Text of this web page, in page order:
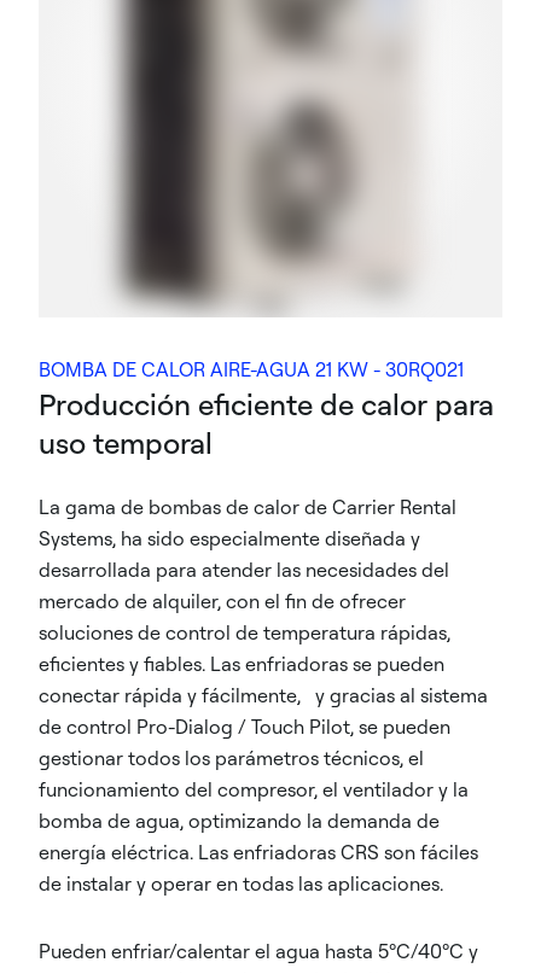
BOMBA DE CALOR AIRE-AGUA 21 KW - 30RQ021
Producción eficiente de calor para
uso temporal
La gama de bombas de calor de Carrier Rental
Systems, ha sido especialmente diseñada y
desarrollada para atender las necesidades del
mercado de alquiler, con el fin de ofrecer
soluciones de control de temperatura rápidas,
eficientes y fiables. Las enfriadoras se pueden
conectar rápida y fácilmente, y gracias al sistema
de control Pro-Dialog / Touch Pilot, se pueden
gestionar todos los parámetros técnicos, el
funcionamiento del compresor, el ventilador y la
bomba de agua, optimizando la demanda de
energía eléctrica. Las enfriadoras CRS son fáciles
de instalar y operar en todas las aplicaciones.
Pueden enfriar/calentar el agua hasta 5ºC/40ºC y